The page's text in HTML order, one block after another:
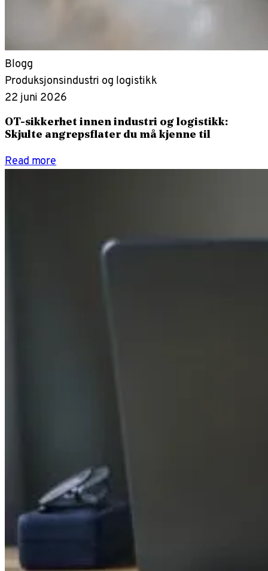
Blogg
Produksjonsindustri og logistikk
22 juni 2026
OT-sikkerhet innen industri og logistikk:
Skjulte angrepsflater du må kjenne til
Read more